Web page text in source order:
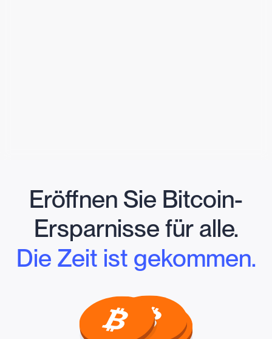
Eröffnen Sie Bitcoin-
Ersparnisse für alle.
Die Zeit ist gekommen.